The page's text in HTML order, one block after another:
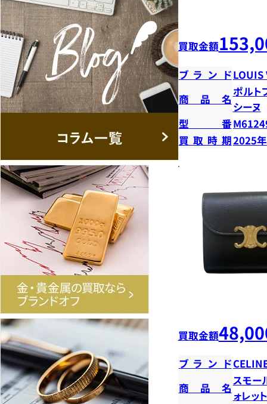
買取金額
ブランドLOUIS
商品名
ポルト
シーヌ
型番
買取時期2025
買取金額
ブランド
商品名
スモー
ォレッ